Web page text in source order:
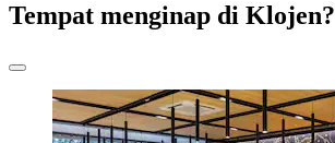
Tempat menginap di Klojen?